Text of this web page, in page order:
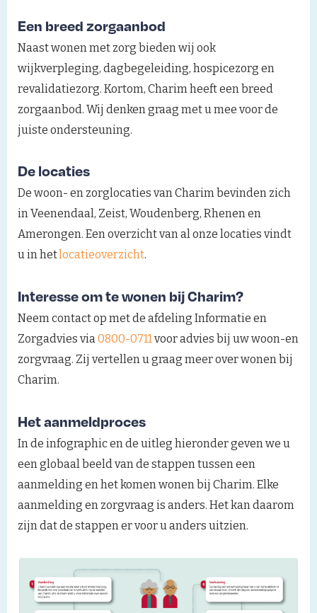
Een breed zorgaanbod
Naast wonen met zorg bieden wij ook
wijkverpleging, dagbegeleiding, hospicezorg en
revalidatiezorg. Kortom, Charim heeft een breed
zorgaanbod. Wij denken graag met u mee voor de
juiste ondersteuning.
De locaties
De woon- en zorglocaties van Charim bevinden zich
in Veenendaal, Zeist, Woudenberg, Rhenen en
Amerongen. Een overzicht van al onze locaties vindt
u in hetlocatieoverzicht.
Interesse om te wonen bij Charim?
Neem contact op met de afdeling Informatie en
Zorgadvies via0800-0711voor advies bij uw woon-en
zorgvraag. Zij vertellen u graag meer over wonen bij
Charim.
Het aanmeldproces
In de infographic en de uitleg hieronder geven we u
een globaal beeld van de stappen tussen een
aanmelding en het komen wonen bij Charim. Elke
aanmelding en zorgvraag is anders. Het kan daarom
zijn dat de stappen er voor u anders uitzien.